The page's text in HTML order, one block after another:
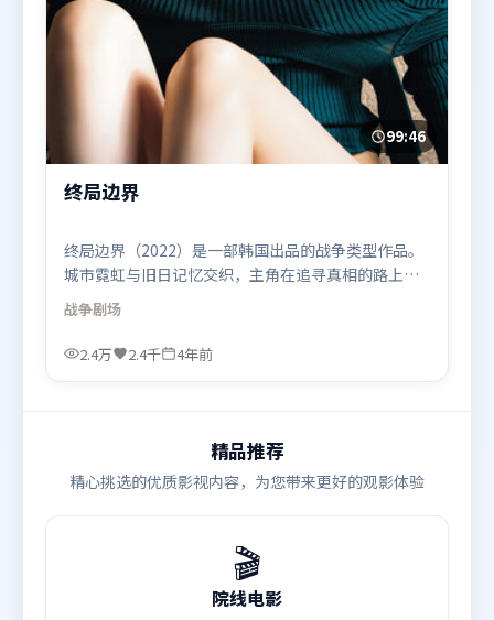
99:46
终局边界
终局边界（2022）是一部韩国出品的战争类型作品。
城市霓虹与旧日记忆交织，主角在追寻真相的路上不
断付出代价。类型元素被重新组合，既致敬经典也尝
试突破套路。由丹尼斯·维伦纽瓦执导，堺雅人、沈
腾、张译，孙艺珍、提莫西·查拉米等联袂出演。影
战争剧场
2.4万 2.4千 4年前
精品推荐
精心挑选的优质影视内容，为您带来更好的观影体验
🎬
院线电影